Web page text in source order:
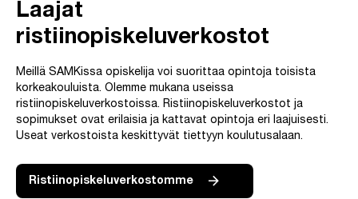
Laajat
ristiinopiskeluverkostot
Meillä SAMKissa opiskelija voi suorittaa opintoja toisista
korkeakouluista. Olemme mukana useissa
ristiinopiskeluverkostoissa. Ristiinopiskeluverkostot ja
sopimukset ovat erilaisia ja kattavat opintoja eri laajuisesti.
Useat verkostoista keskittyvät tiettyyn koulutusalaan.
Ristiinopiskeluverkostomme